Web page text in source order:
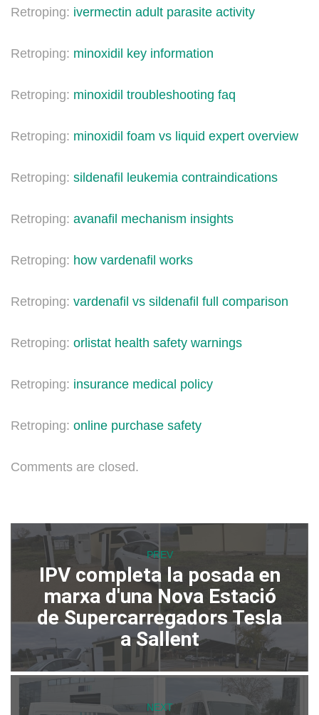
Retroping: ivermectin adult parasite activity
Retroping: minoxidil key information
Retroping: minoxidil troubleshooting faq
Retroping: minoxidil foam vs liquid expert overview
Retroping: sildenafil leukemia contraindications
Retroping: avanafil mechanism insights
Retroping: how vardenafil works
Retroping: vardenafil vs sildenafil full comparison
Retroping: orlistat health safety warnings
Retroping: insurance medical policy
Retroping: online purchase safety
Comments are closed.
PREV
IPV completa la posada en
marxa d'una Nova Estació
de Supercarregadors Tesla
a Sallent
NEXT